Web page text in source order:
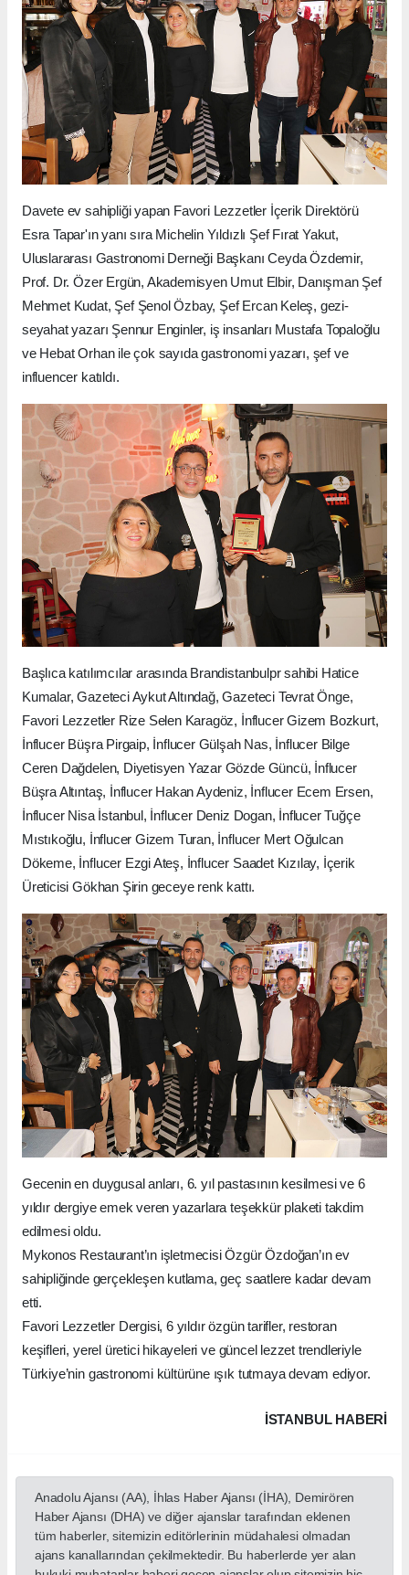
Davete ev sahipliği yapan Favori Lezzetler İçerik Direktörü
Esra Tapar'ın yanı sıra Michelin Yıldızlı Şef Fırat Yakut,
Uluslararası Gastronomi Derneği Başkanı Ceyda Özdemir,
Prof. Dr. Özer Ergün, Akademisyen Umut Elbir, Danışman Şef
Mehmet Kudat, Şef Şenol Özbay, Şef Ercan Keleş, gezi-
seyahat yazarı Şennur Enginler, iş insanları Mustafa Topaloğlu
ve Hebat Orhan ile çok sayıda gastronomi yazarı, şef ve
influencer katıldı.
Başlıca katılımcılar arasında Brandistanbulpr sahibi Hatice
Kumalar, Gazeteci Aykut Altındağ, Gazeteci Tevrat Önge,
Favori Lezzetler Rize Selen Karagöz, İnflucer Gizem Bozkurt,
İnflucer Büşra Pirgaip, İnflucer Gülşah Nas, İnflucer Bilge
Ceren Dağdelen, Diyetisyen Yazar Gözde Güncü, İnflucer
Büşra Altıntaş, İnflucer Hakan Aydeniz, İnflucer Ecem Ersen,
İnflucer Nisa İstanbul, İnflucer Deniz Dogan, İnflucer Tuğçe
Mıstıkoğlu, İnflucer Gizem Turan, İnflucer Mert Oğulcan
Dökeme, İnflucer Ezgi Ateş, İnflucer Saadet Kızılay, İçerik
Üreticisi Gökhan Şirin geceye renk kattı.
Gecenin en duygusal anları, 6. yıl pastasının kesilmesi ve 6
yıldır dergiye emek veren yazarlara teşekkür plaketi takdim
edilmesi oldu.
Mykonos Restaurant’ın işletmecisi Özgür Özdoğan’ın ev
sahipliğinde gerçekleşen kutlama, geç saatlere kadar devam
etti.
Favori Lezzetler Dergisi, 6 yıldır özgün tarifler, restoran
keşifleri, yerel üretici hikayeleri ve güncel lezzet trendleriyle
Türkiye’nin gastronomi kültürüne ışık tutmaya devam ediyor.
İSTANBUL HABERİ
Anadolu Ajansı (AA), İhlas Haber Ajansı (İHA), Demirören
Haber Ajansı (DHA) ve diğer ajanslar tarafından eklenen
tüm haberler, sitemizin editörlerinin müdahalesi olmadan
ajans kanallarından çekilmektedir. Bu haberlerde yer alan